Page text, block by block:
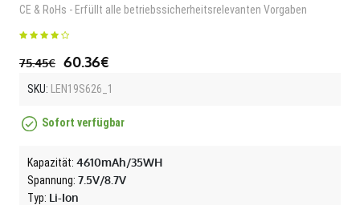
CE & RoHs - Erfüllt alle betriebssicherheitsrelevanten Vorgaben
75.45€ 60.36€
SKU: LEN19S626_1
Sofort verfügbar
Kapazität: 4610mAh/35WH
Spannung: 7.5V/8.7V
Typ: Li-Ion